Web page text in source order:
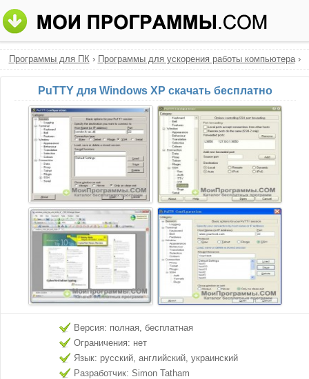
Программы для ПК› Программы для ускорения работы компьютера›
PuTTY для Windows XP скачать бесплатно
Версия: полная, бесплатная
Ограничения: нет
Язык: русский, английский, украинский
Разработчик: Simon Tatham